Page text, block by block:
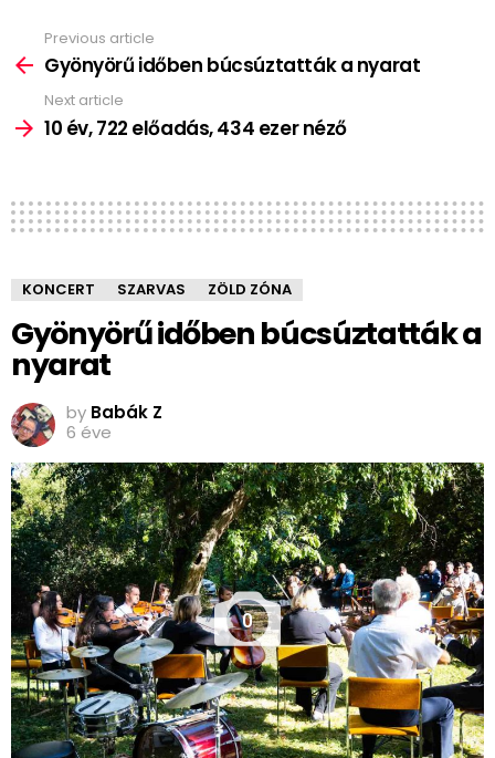
more
Previous article
Gyönyörű időben búcsúztatták a nyarat
Next article
10 év, 722 előadás, 434 ezer néző
KONCERT SZARVAS ZÖLD ZÓNA
Gyönyörű időben búcsúztatták a
nyarat
by Babák Z
6 éve
0